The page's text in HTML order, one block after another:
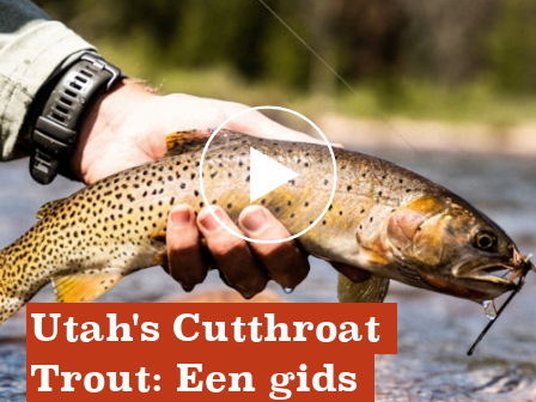
Utah's Cutthroat
Trout: Een gids